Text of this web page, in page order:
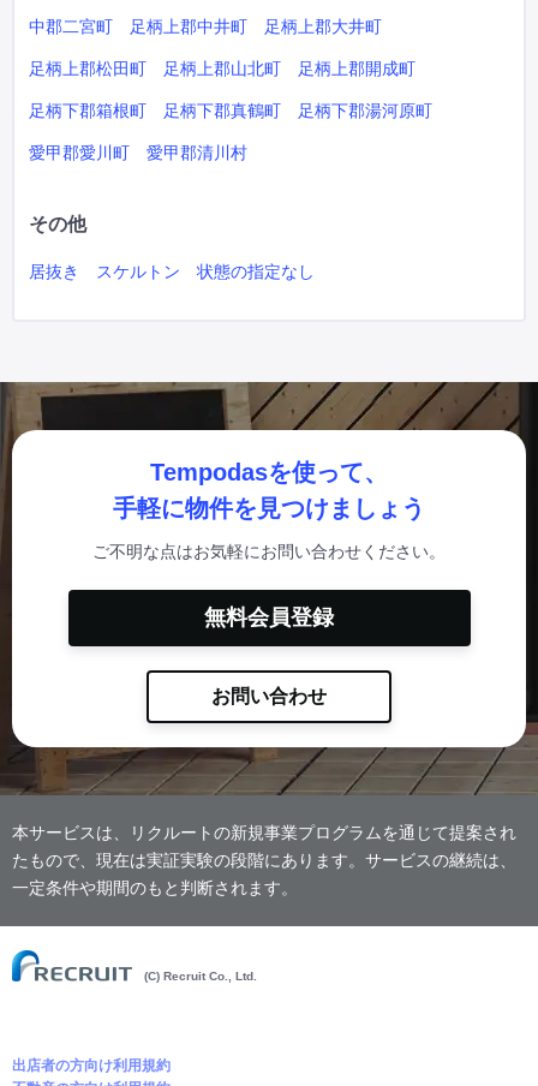
中郡二宮町 足柄上郡中井町 足柄上郡大井町
足柄上郡松田町 足柄上郡山北町 足柄上郡開成町
足柄下郡箱根町 足柄下郡真鶴町 足柄下郡湯河原町
愛甲郡愛川町 愛甲郡清川村
その他
居抜き スケルトン 状態の指定なし
Tempodasを使って、
手軽に物件を見つけましょう
ご不明な点はお気軽にお問い合わせください。
無料会員登録
お問い合わせ
本サービスは、リクルートの新規事業プログラムを通じて提案され
たもので、現在は実証実験の段階にあります。サービスの継続は、
一定条件や期間のもと判断されます。
(C) Recruit Co., Ltd.
出店者の方向け利用規約